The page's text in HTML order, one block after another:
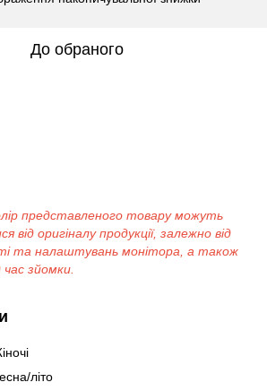
До обраного
представленого товару можуть
від оригіналу продукції, залежно від
та налаштувань монітора, а також
час зйомки.
літо